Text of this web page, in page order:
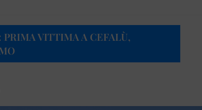
PRIMA VITTIMA A CEFALÙ,